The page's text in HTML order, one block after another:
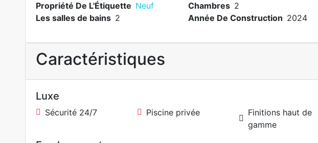
Propriété De L'Étiquette Neuf Chambres 2
Les salles de bains 2 Année De Construction 2024
Caractéristiques
Luxe
Sécurité 24/7 Piscine privée
Finitions haut de
gamme